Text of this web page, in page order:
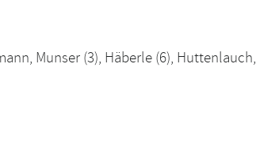
Munser (3), Häberle (6), Huttenlauch,